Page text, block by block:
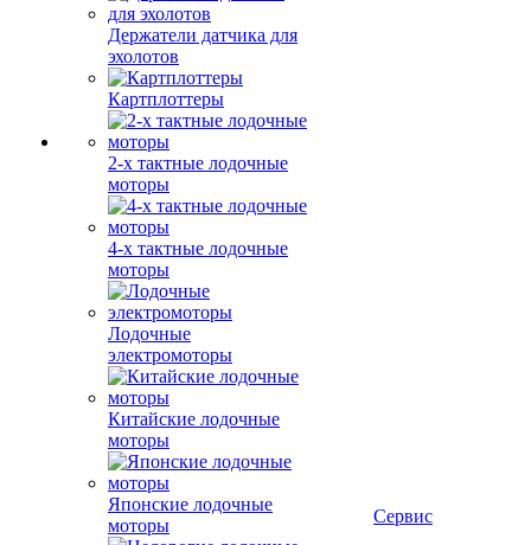
Держатели датчика для
эхолотов
Картплоттеры
2-х тактные лодочные
моторы
4-х тактные лодочные
моторы
Лодочные
электромоторы
Китайские лодочные
моторы
Японские лодочные
моторы
Сервис